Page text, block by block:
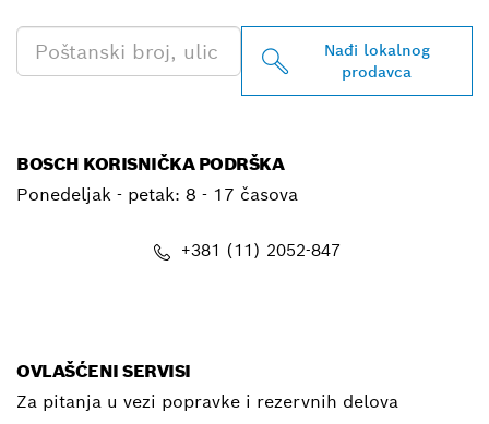
Nađi lokalnog
prodavca
BOSCH KORISNIČKA PODRŠKA
Ponedeljak - petak: 8 - 17 časova
+381 (11) 2052-847
OVLAŠĆENI SERVISI
Za pitanja u vezi popravke i rezervnih delova